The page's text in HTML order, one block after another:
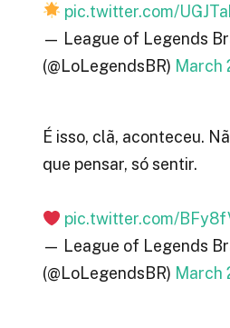
pic.twitter.com/
— League of Legends
(@LoLegendsBR) March
É isso, clã, aconteceu.
que pensar, só sentir.
pic.twitter.com/
— League of Legends
(@LoLegendsBR) March